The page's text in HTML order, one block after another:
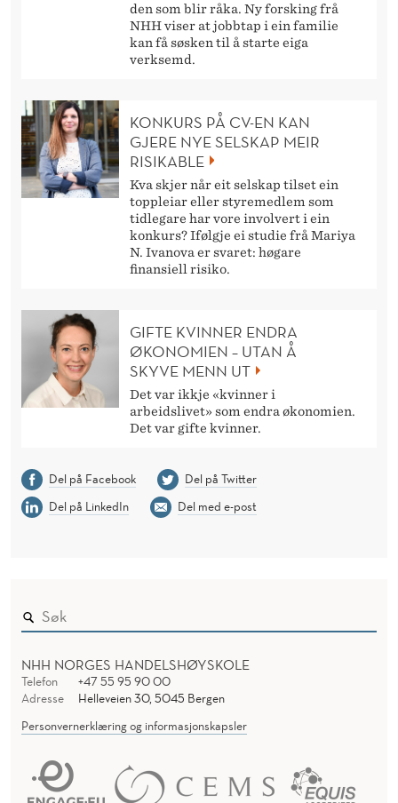
den som blir råka. Ny forsking frå
NHH viser at jobbtap i ein familie
kan få søsken til å starte eiga
verksemd.
KONKURS PÅ CV-EN KAN
GJERE NYE SELSKAP MEIR
RISIKABLE
Kva skjer når eit selskap tilset ein
toppleiar eller styremedlem som
tidlegare har vore involvert i ein
konkurs? Ifølgje ei studie frå Mariya
N. Ivanova er svaret: høgare
finansiell risiko.
GIFTE KVINNER ENDRA
ØKONOMIEN – UTAN Å
SKYVE MENN UT
Det var ikkje «kvinner i
arbeidslivet» som endra økonomien.
Det var gifte kvinner.
Del på Facebook
Del på Twitter
Del på LinkedIn
Del med e-post
NHH NORGES HANDELSHØYSKOLE
Telefon
+47 55 95 90 00
Adresse
Helleveien 30, 5045 Bergen
Personvernerklæring og informasjonskapsler